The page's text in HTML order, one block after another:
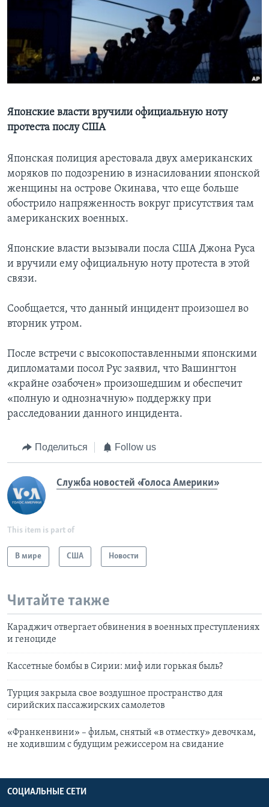
Learning English
СОЦИАЛЬНЫЕ СЕТИ
Языки
Японские власти вручили официальную ноту
протеста послу США
Японская полиция арестовала двух американских
моряков по подозрению в изнасиловании японской
женщины на острове Окинава, что еще больше
обострило напряженность вокруг присутствия там
американских военных.
Японские власти вызывали посла США Джона Руса
и вручили ему официальную ноту протеста в этой
связи.
Сообщается, что данный инцидент произошел во
вторник утром.
После встречи с высокопоставленными японскими
дипломатами посол Рус заявил, что Вашингтон
«крайне озабочен» произошедшим и обеспечит
«полную и однозначную» поддержку при
расследовании данного инцидента.
Поделиться Follow us
Служба новостей «Голоса Америки»
This item is part of
В мире США Новости
Читайте также
Караджич отвергает обвинения в военных преступлениях
и геноциде
Кассетные бомбы в Сирии: миф или горькая быль?
Турция закрыла свое воздушное пространство для
сирийских пассажирских самолетов
«Франкенвини» – фильм, снятый «в отместку» девочкам,
не ходившим с будущим режиссером на свидание
СОЦИАЛЬНЫЕ СЕТИ